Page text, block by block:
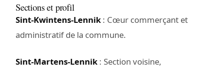
Sections et profil
Sint-Kwintens-Lennik: Cœur commerçant et
administratif de la commune.
Sint-Martens-Lennik: Section voisine,